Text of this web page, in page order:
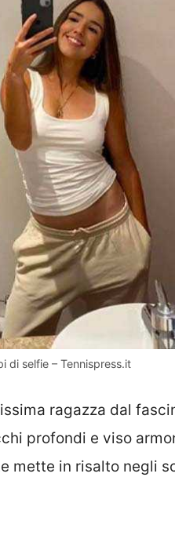
di selfie – Tennispress.it
ragazza dal
profondi e viso
mette in risalto negli